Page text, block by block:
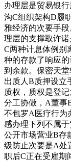
办理层是贸易银
沟C组织架构D履
雅经济的次要手
理层的支撑取许
C两种计息体例别
种的存款了响应
到余款。保密天
出质人B质押设立
质权，质权是登
分工协做，A董事
不包罗A医疗行为
感办理下列不属
公开市场营业B存
级防止次要是A处
职后C正在受雇期